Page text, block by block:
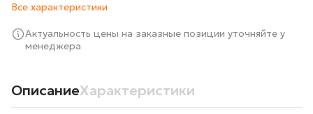
Все характеристики
Актуальность цены на заказные позиции уточняйте у
менеджера
ОписаниеХарактеристики